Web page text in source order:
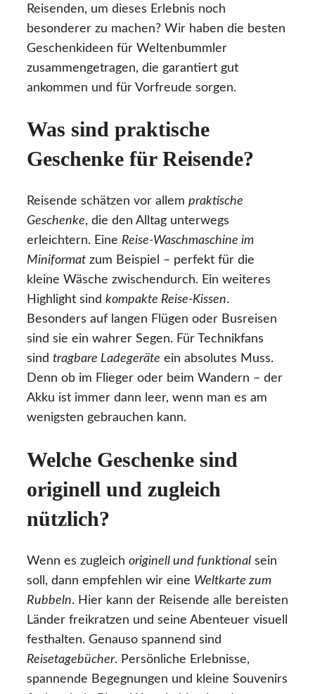
Reisenden, um dieses Erlebnis noch
besonderer zu machen? Wir haben die besten
Geschenkideen für Weltenbummler
zusammengetragen, die garantiert gut
ankommen und für Vorfreude sorgen.
Was sind praktische
Geschenke für Reisende?
Reisende schätzen vor allem praktische
Geschenke, die den Alltag unterwegs
erleichtern. Eine Reise-Waschmaschine im
Miniformat zum Beispiel – perfekt für die
kleine Wäsche zwischendurch. Ein weiteres
Highlight sind kompakte Reise-Kissen.
Besonders auf langen Flügen oder Busreisen
sind sie ein wahrer Segen. Für Technikfans
sind tragbare Ladegeräte ein absolutes Muss.
Denn ob im Flieger oder beim Wandern – der
Akku ist immer dann leer, wenn man es am
wenigsten gebrauchen kann.
Welche Geschenke sind
originell und zugleich
nützlich?
Wenn es zugleich originell und funktional sein
soll, dann empfehlen wir eine Weltkarte zum
Rubbeln. Hier kann der Reisende alle bereisten
Länder freikratzen und seine Abenteuer visuell
festhalten. Genauso spannend sind
Reisetagebücher. Persönliche Erlebnisse,
spannende Begegnungen und kleine Souvenirs